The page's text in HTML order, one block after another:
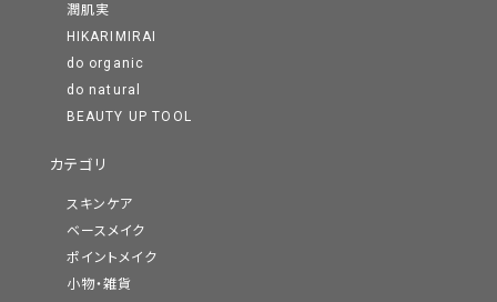
潤肌実
HIKARIMIRAI
do organic
do natural
BEAUTY UP TOOL
カテゴリ
スキンケア
ベースメイク
ポイントメイク
小物・雑貨